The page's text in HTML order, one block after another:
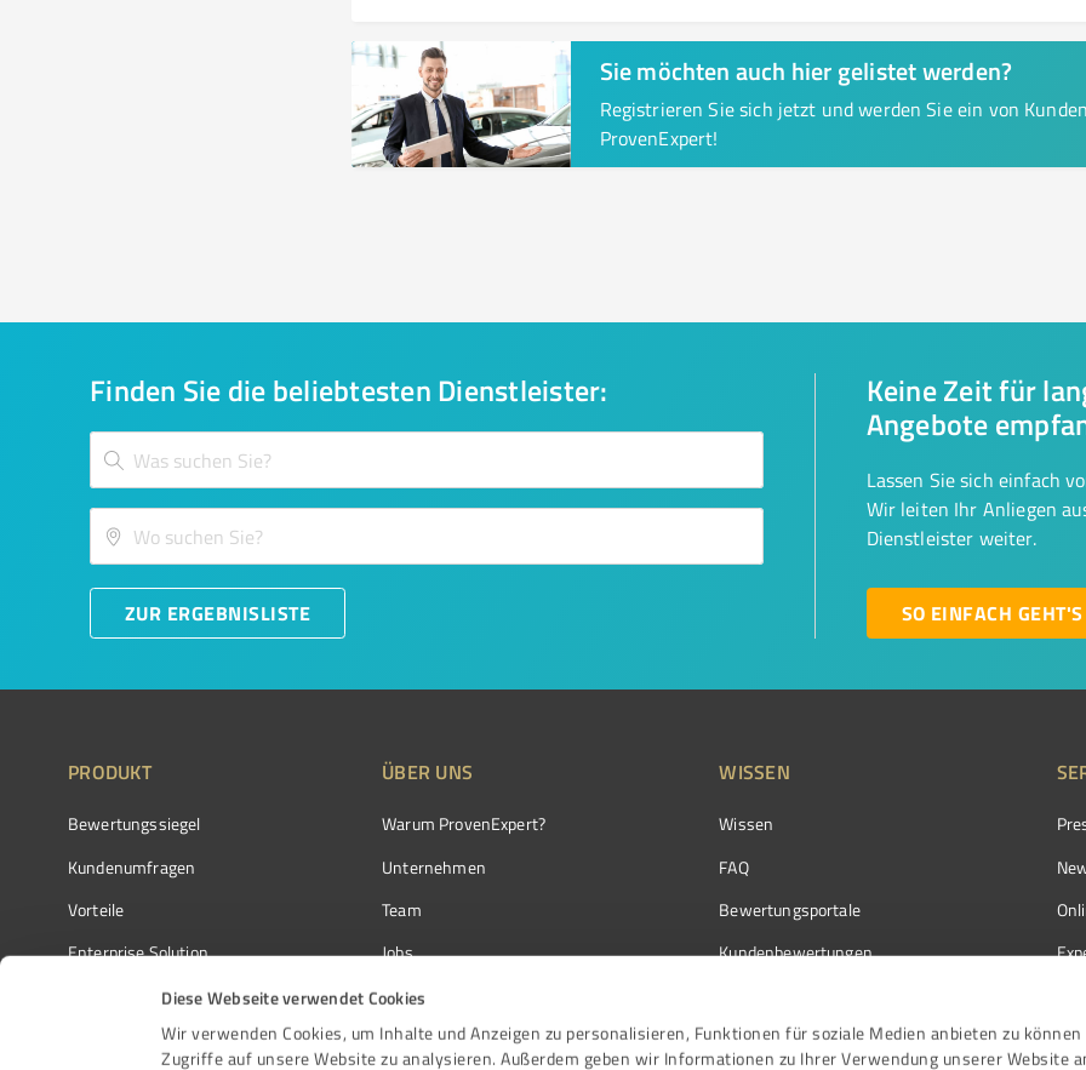
Diese Webseite verwendet Cookies
Wir verwenden Cookies, um Inhalte und Anzeigen zu personalisieren, Funktionen für soziale Medien anbieten zu können
Zugriffe auf unsere Website zu analysieren. Außerdem geben wir Informationen zu Ihrer Verwendung unserer Website
Sie möchten auch hier gelistet werden?
Registrieren Sie sich jetzt und werden Sie ein von
ProvenExpert!
Finden Sie die beliebtesten Dienstleister:
ZUR ERGEBNISLISTE
Keine Zeit für
Angebote
Lassen Sie sich einfach
Wir leiten Ihr Anliegen
Dienstleister weiter.
SO EINFACH GEHT'S
PRODUKT
Bewertungssiegel
Kundenumfragen
Vorteile
Enterprise Solution
Partnerprogramm
Auszeichnungen
ÜBER UNS
Warum ProvenExpert?
Unternehmen
Team
Jobs
Kundenstimmen
Kontakt
WISSEN
Wissen
FAQ
Bewertungsportale
Kundenbewertungen
Bewertungs­richtlinien